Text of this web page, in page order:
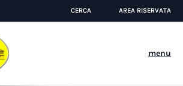
CERCA AREA RISERVATA
menu